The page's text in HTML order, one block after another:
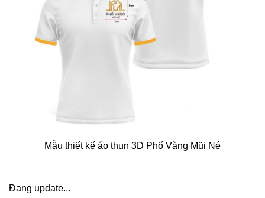
Mẫu thiết kế áo thun 3D Phố Vàng Mũi Né
Đang update...